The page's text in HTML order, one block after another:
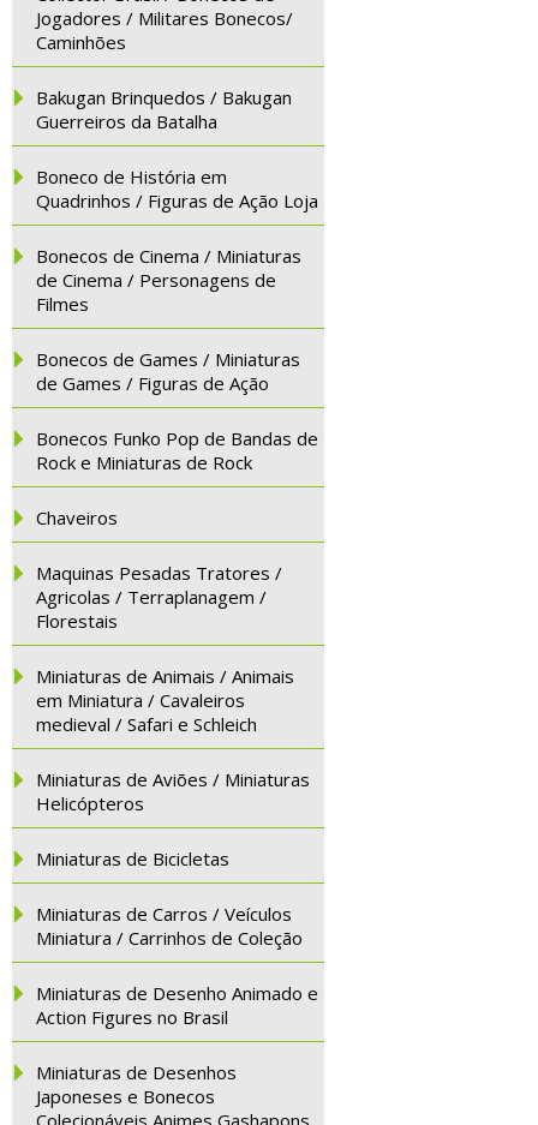
Jogadores / Militares Bonecos/
Caminhões
Bakugan Brinquedos / Bakugan
Guerreiros da Batalha
Boneco de História em
Quadrinhos / Figuras de Ação Loja
Bonecos de Cinema / Miniaturas
de Cinema / Personagens de
Filmes
Bonecos de Games / Miniaturas
de Games / Figuras de Ação
Bonecos Funko Pop de Bandas de
Rock e Miniaturas de Rock
Chaveiros
Maquinas Pesadas Tratores /
Agricolas / Terraplanagem /
Florestais
Miniaturas de Animais / Animais
em Miniatura / Cavaleiros
medieval / Safari e Schleich
Miniaturas de Aviões / Miniaturas
Helicópteros
Miniaturas de Bicicletas
Miniaturas de Carros / Veículos
Miniatura / Carrinhos de Coleção
Miniaturas de Desenho Animado e
Action Figures no Brasil
Miniaturas de Desenhos
Japoneses e Bonecos
Colecionáveis Animes Gashapons